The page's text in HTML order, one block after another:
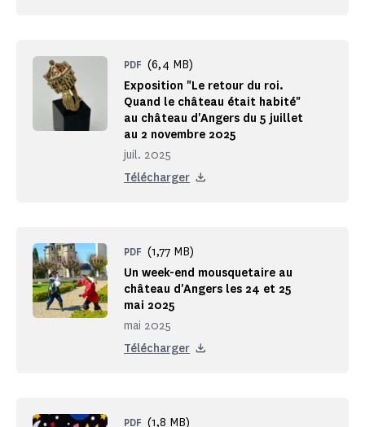
Exposition "Le retour du roi.
Quand le château était habité"
au château d'Angers du 5 juillet
au 2 novembre 2025
juil. 2025
PDF (6,4 MB)
Télécharger
Un week-end mousquetaire au
château d'Angers les 24 et 25
mai 2025
mai 2025
PDF (1,77 MB)
Télécharger
PDF (1,8 MB)